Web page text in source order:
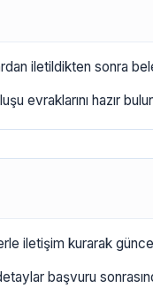
iletildikten sonra
evraklarını hazır
iletişim kurarak
başvuru